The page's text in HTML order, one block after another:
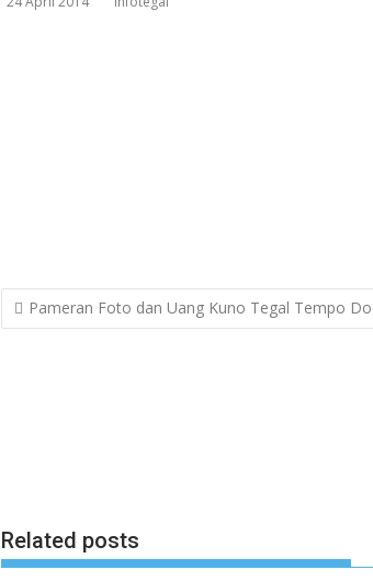
Post
navigation
Pameran Foto dan Uang Kuno Tegal Tempo
Related posts